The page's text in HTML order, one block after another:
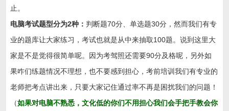
止。
电脑考试题型分为2种： 判断题70分、单选题30分，然而我们有专
业的题库让大家练习，考试也就是从中来抽取100题。说到这里大
家是不是觉得很简单呢。因为考驾照还需要90分及格呢，另外如
果咋们练题情况不理想，也不要感到担心，考前培训我们有专业的
老师把考点讲出来，只要大家记住通过率不再是困扰我们的问题！
（如果对电脑不熟悉，文化低的你们不用担心我们会手把手教会你